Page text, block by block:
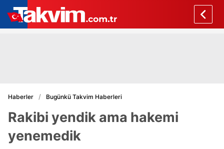
Haberler Bugünkü Takvim Haberleri
Rakibi yendik ama hakemi
yenemedik